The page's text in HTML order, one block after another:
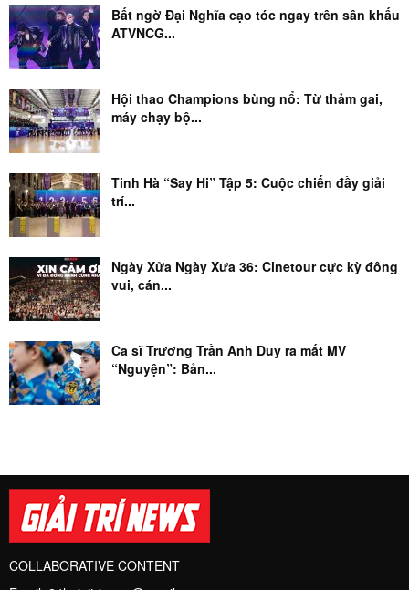
Bất ngờ Đại Nghĩa cạo tóc ngay trên sân khấu
ATVNCG...
Hội thao Champions bùng nổ: Từ thảm gai,
máy chạy bộ...
Tinh Hà “Say Hi” Tập 5: Cuộc chiến đầy giải
trí...
Ngày Xửa Ngày Xưa 36: Cinetour cực kỳ đông
vui, cán...
Ca sĩ Trương Trần Anh Duy ra mắt MV
“Nguyện”: Bản...
COLLABORATIVE CONTENT